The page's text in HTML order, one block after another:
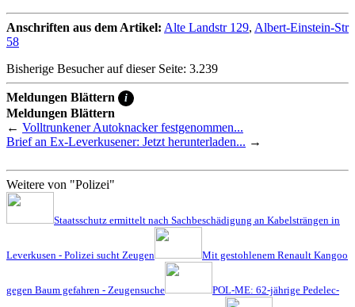
Anschriften aus dem Artikel: Alte Landstr 129, Albert-Einstein-Str
58
Bisherige Besucher auf dieser Seite: 3.239
Meldungen Blättern i
Meldungen Blättern
← Volltrunkener Autoknacker festgenommen...
Brief an Ex-Leverkusener: Jetzt herunterladen... →
Weitere von "Polizei"
Staatsschutz ermittelt nach Sachbeschädigung an Kabelsträngen in
Leverkusen - Polizei sucht Zeugen Mit gestohlenem Renault Kangoo
gegen Baum gefahren - Zeugensuche POL-ME: 62-jährige Pedelec-